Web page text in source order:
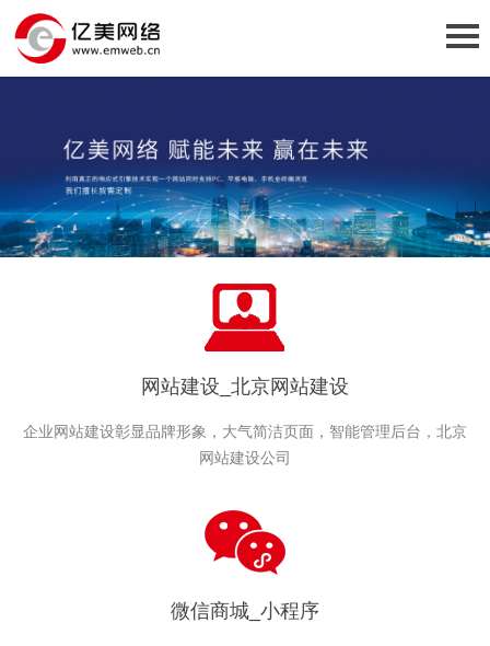
网站建设_北京网站建设
企业网站建设彰显品牌形象，大气简洁页面，智能管理后台，北京
网站建设公司
微信商城_小程序